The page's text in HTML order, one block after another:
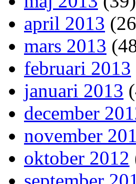
april 2013
mars 2013
februari 2013
januari 2013
december
november
oktober 2012